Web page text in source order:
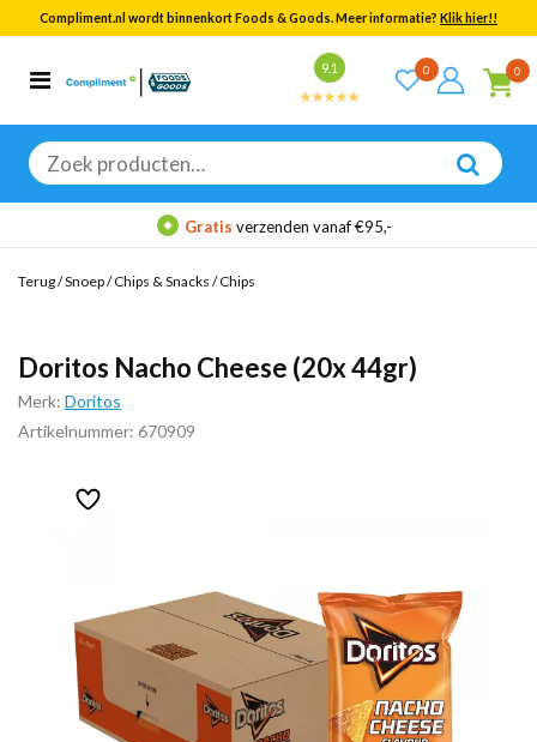
Compliment.nl wordt binnenkort Foods & Goods. Meer informatie? Klik hier!!
9.1 0 0
Zoeken
naar:
Categorieën
Bekijk alle resultaten
Gratis verzenden vanaf €95,-
Terug/Snoep/Chips & Snacks /Chips
Doritos Nacho Cheese (20x 44gr)
Merk: Doritos
Artikelnummer: 670909